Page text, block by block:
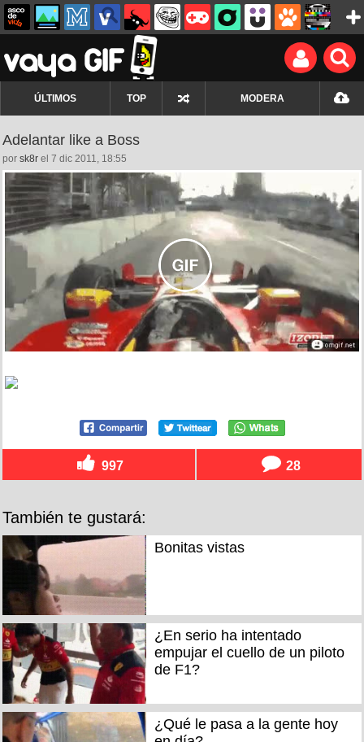
ÚLTIMOS TOP MODERA
Adelantar like a Boss
por sk8r el 7 dic 2011, 18:55
997 28
También te gustará:
Bonitas vistas
¿En serio ha intentado
empujar el cuello de un piloto
de F1?
¿Qué le pasa a la gente hoy